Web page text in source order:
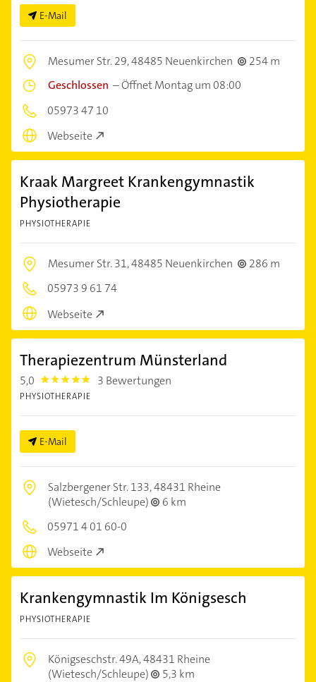
E-Mail
Mesumer Str. 29,48485 Neuenkirchen
254 m
Geschlossen –Öffnet Montag um 08:00
05973 47 10
Webseite
Kraak Margreet Krankengymnastik
Physiotherapie
PHYSIOTHERAPIE
Mesumer Str. 31,48485 Neuenkirchen
286 m
05973 9 61 74
Webseite
Therapiezentrum Münsterland
5,0 5.0 3 Bewertungen
PHYSIOTHERAPIE
E-Mail
Salzbergener Str. 133,48431 Rheine
(Wietesch/Schleupe)
6 km
05971 4 01 60-0
Webseite
Krankengymnastik Im Königsesch
PHYSIOTHERAPIE
Königseschstr. 49A,48431 Rheine
(Wietesch/Schleupe)
5,3 km